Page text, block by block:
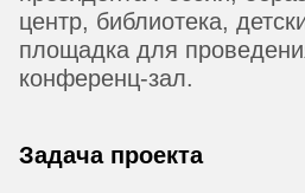
центр, библиотека,
площадка для
конференц-зал.
Задача проекта